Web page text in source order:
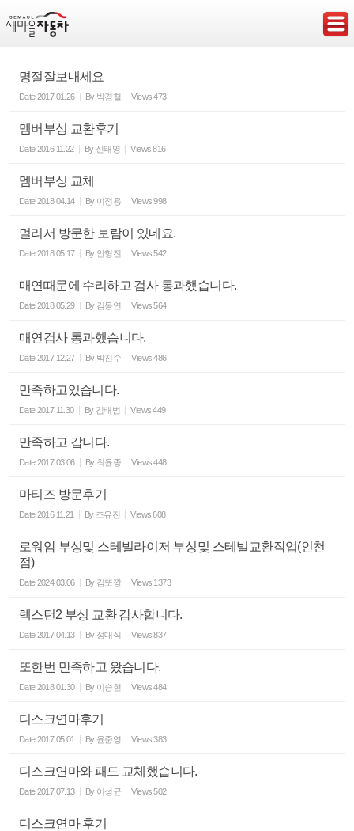
명절잘보내세요
Date2017.01.26 By 박경철 Views 473
멤버부싱 교환후기
Date2016.11.22 By 신태영 Views 816
멤버부싱 교체
Date2018.04.14 By 이정용 Views 998
멀리서 방문한 보람이 있네요.
Date2018.05.17 By 안형진 Views 542
매연때문에 수리하고 검사 통과했습니다.
Date2018.05.29 By 김동연 Views 564
매연검사 통과했습니다.
Date2017.12.27 By 박진수 Views 486
만족하고있습니다.
Date2017.11.30 By 김태범 Views 449
만족하고 갑니다.
Date2017.03.06 By 최윤종 Views 448
마티즈 방문후기
Date2016.11.21 By 조유진 Views 608
로워암 부싱및 스테빌라이저 부싱및 스테빌교환작업(인천
점)
Date2024.03.06 By 김또깡 Views 1373
렉스턴2 부싱 교환 감사합니다.
Date2017.04.13 By 정대식 Views 837
또한번 만족하고 왔습니다.
Date2018.01.30 By 이승현 Views 484
디스크연마후기
Date2017.05.01 By 윤준영 Views 383
디스크연마와 패드 교체했습니다.
Date2017.07.13 By 이성균 Views 502
디스크연마 후기
Sketchbook5, 스케치북5
Sketchbook5, 스케치북5